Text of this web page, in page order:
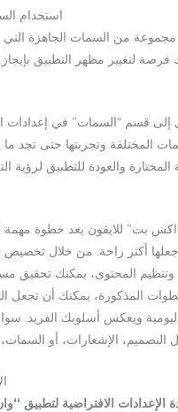
استخدام
من السمات الجاهزة التي
فرصة لتغيير مظهر التطبيق
بت” للايفون يعد خطوة مهمة
أكثر راحة. من خلال تخصيص
وتنظيم المحتوى، يمكنك تحقيق
المذكورة، يمكنك أن تجعل
اليومية ويعكس أسلوبك الفريد.
الإعدادات الافتراضية لتطبيق